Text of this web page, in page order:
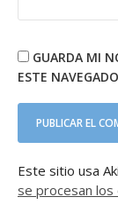
GUARDA MI
ESTE
Este sitio usa
se procesan